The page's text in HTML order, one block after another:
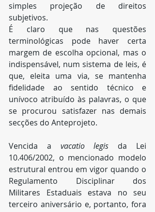
simples projeção de direitos
subjetivos.
É claro que nas questões
terminológicas pode haver certa
margem de escolha opcional, mas o
indispensável, num sistema de leis, é
que, eleita uma via, se mantenha
fidelidade ao sentido técnico e
unívoco atribuído às palavras, o que
se procurou satisfazer nas demais
secções do Anteprojeto.
Vencida a vacatio legis da Lei
10.406/2002, o mencionado modelo
estrutural entrou em vigor quando o
Regulamento Disciplinar dos
Militares Estaduais estava no seu
terceiro aniversário e, portanto, fora